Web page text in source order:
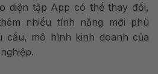
diện tập App có thể thay đổi,
nhiều tính năng mới phù
cầu, mô hình kinh doanh của